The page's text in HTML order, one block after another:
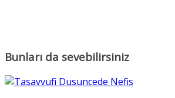
Bunları da sevebilirsiniz